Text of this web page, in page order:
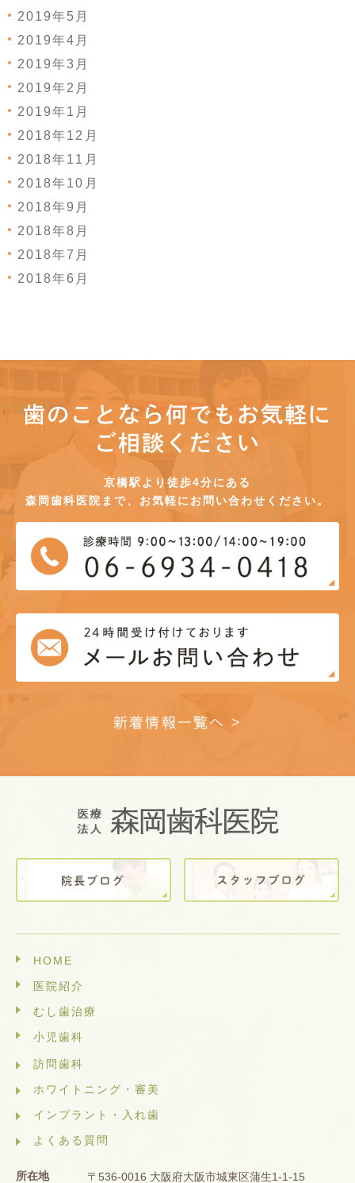
2019年5月
2019年4月
2019年3月
2019年2月
2019年1月
2018年12月
2018年11月
2018年10月
2018年9月
2018年8月
2018年7月
2018年6月
歯のことなら何でもお気軽に
ご相談ください
京橋駅より徒歩4分にある
森岡歯科医院まで、お気軽にお問い合わせください。
新着情報一覧へ >
HOME
医院紹介
むし歯治療
小児歯科
訪問歯科
ホワイトニング・審美
インプラント・入れ歯
よくある質問
所在地 〒536-0016 大阪府大阪市城東区蒲生1-1-15